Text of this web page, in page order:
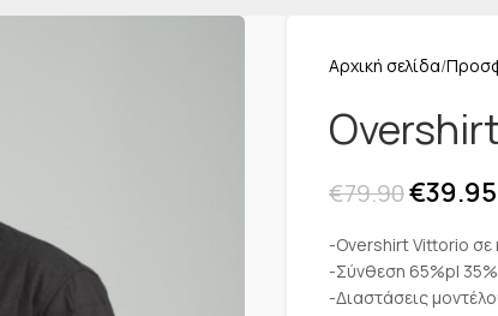
Αρχική σελίδα
€79.90€39.95
-Overshirt Vittorio σε
-Σύνθεση 65%pl
-Διαστάσεις